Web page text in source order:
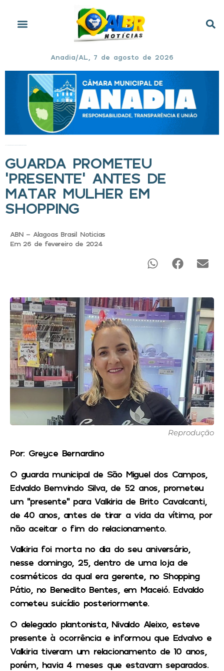
Anadia/AL, 7 de agosto de 2026
GUARDA PROMETEU
‘PRESENTE’ ANTES DE
MATAR MULHER EM
SHOPPING
ABN - Alagoas Brasil Noticias
Em 26 de fevereiro de 2024
Reprodução
Por: Greyce Bernardino
O guarda municipal de São Miguel dos Campos,
Edvaldo Bemvindo Silva, de 52 anos, prometeu
um “presente” para Valkiria de Brito Cavalcanti,
de 40 anos, antes de tirar a vida da vítima, por
não aceitar o fim do relacionamento.
Valkiria foi morta no dia do seu aniversário,
nesse domingo, 25, dentro de uma loja de
cosméticos da qual era gerente, no Shopping
Pátio, no Benedito Bentes, em Maceió. Edvaldo
cometeu suicídio posteriormente.
O delegado plantonista, Nivaldo Aleixo, esteve
presente à ocorrência e informou que Edvalvo e
Valkiria tiveram um relacionamento de 10 anos,
porém, havia 4 meses que estavam separados.